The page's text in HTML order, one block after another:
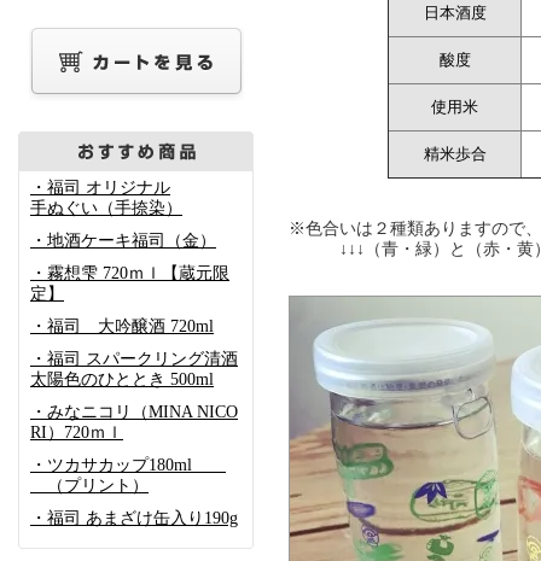
・福司 オリジナル
手ぬぐい（手捺染）
・地酒ケーキ福司（金）
・霧想雫 720ｍｌ【蔵元限
定】
・福司 大吟醸酒 720ml
・福司 スパークリング清酒
太陽色のひととき 500ml
・みなニコリ（MINA NICO
RI）720ｍｌ
・ツカサカップ180ml
（プリント）
・福司 あまざけ缶入り190g
日本酒度
酸度
使用米
精米歩合
※色合いは２種類ありますので
↓↓↓（青・緑）と（赤・黄